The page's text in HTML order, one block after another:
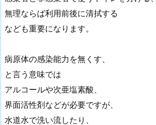
無理ならば利用前後に清拭する
なども重要になります。
病原体の感染能力を無くす、
と言う意味では
アルコールや次亜塩素酸、
界面活性剤などが必要ですが、
水道水で洗い流したり、